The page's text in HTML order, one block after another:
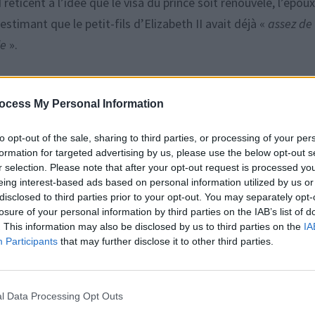
My Personal Information
opt-out of the sale, sharing to third parties, or processing of your
for targeted advertising by us, please use the below opt-out
selection. Please note that after your opt-out request is processed
interest-based ads based on personal information utilized by us
to third parties prior to your opt-out. You may separately
of your personal information by third parties on the IAB’s list of
This information may also be disclosed by us to third parties on the
Participants that may further disclose it to other third parties.
Data Processing Opt Outs
que le petit-fils d’Elizabeth II avait déjà « assez de
».
du président américain, c’est désormais chose faite.
a été interrogée sur la nouvelle loi sur l’immigration
et les agents de l’ICE. Face à l’inaction de son
tenait sur Donald Trump en 2016, citant ainsi ses
ne voulez pas vraiment ce genre de monde», avait-elle
aujourd’hui, selon elle. «Je pense qu’en ce moment,
juste que les gens sont capables de maintenir les
et de se souvenir de notre humanité les uns avec les
de conclure, tranchante : «
tous des êtres humains et d’essayer de trouver un
qui en dit long.